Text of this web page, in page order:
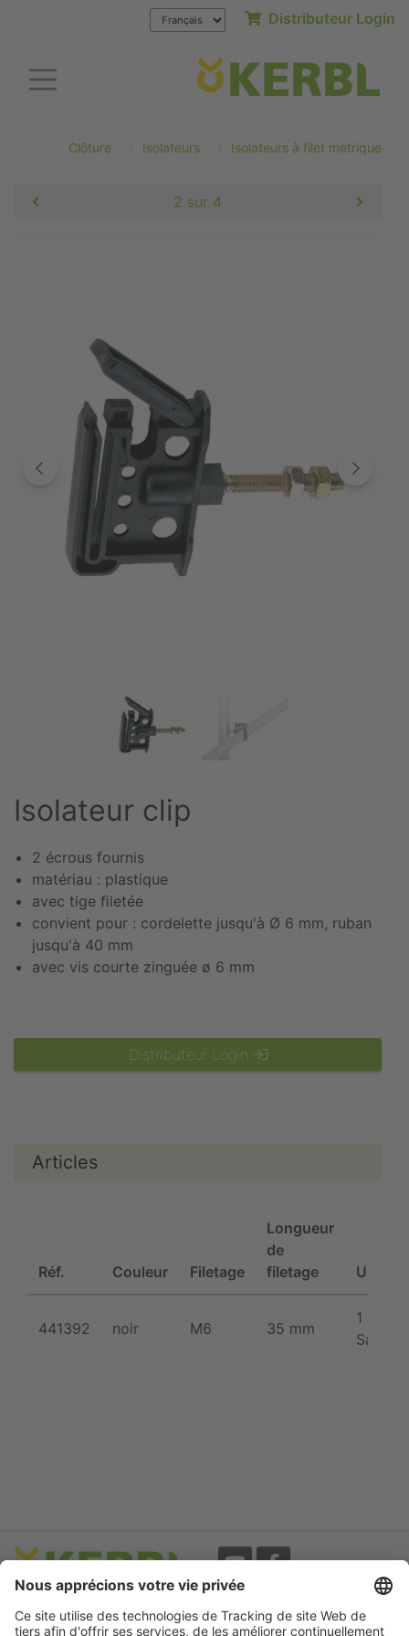
Distributeur Login
Clôture Isolateurs Isolateurs à filet métrique
2 sur 4
Isolateur clip
2 écrous fournis
matériau : plastique
avec tige ﬁletée
convient pour : cordelette jusqu'à Ø 6 mm, ruban
jusqu'à 40 mm
avec vis courte zinguée ø 6 mm
Distributeur Login
Articles
Réf. Couleur Filetage
Longueur
de
filetage
UC
441392 noir M6 35 mm
1
Sachet
Evènements
Newsletter
A propos
Mentions légales